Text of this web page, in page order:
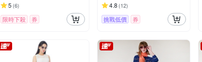
5 (6)
限時下殺 券
4.8 (12)
挑戰低價 券